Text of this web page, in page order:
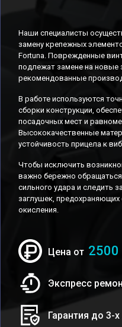
Наши специалисты
замену крепежных
Fortuna. Поврежденные
подлежат замене на новые
рекомендованные
В работе используются
сборки конструкции,
посадочных мест и
Высококачественные
устойчивость прицела к
Чтобы исключить
важно бережно
сильного удара и следить
заглушек, предохраняющих
окисления.
Цена от 2500
Экспресс
Гарантия до 3-х